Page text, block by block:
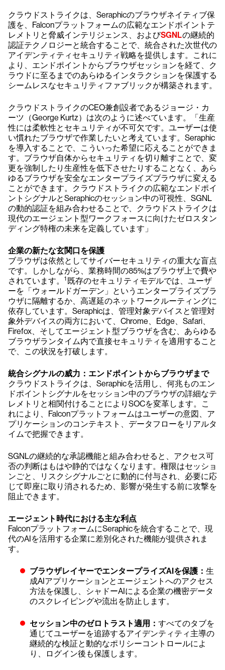
クラウドストライクは、Seraphicのブラウザネイティブ保
護を、Falconプラットフォームの広範なエンドポイントテ
レメトリと脅威インテリジェンス、およびSGNLの継続的
認証テクノロジーと統合することで、統合された次世代の
アイデンティティセキュリティ戦略を提供します。これに
より、エンドポイントからブラウザセッションを経て、ク
ラウドに至るまでのあらゆるインタラクションを保護する
シームレスなセキュリティファブリックが構築されます。
クラウドストライクのCEO兼創設者であるジョージ・カ
ーツ（George Kurtz）は次のように述べています。「生産
性には柔軟性とセキュリティが不可欠です。ユーザーは使
い慣れたブラウザで作業したいと考えています。Seraphic
を導入することで、こういった希望に応えることができま
す。ブラウザ自体からセキュリティを切り離すことで、変
更を強制したり生産性を低下させたりすることなく、あら
ゆるブラウザを安全なエンタープライズブラウザに変える
ことができます。クラウドストライクの広範なエンドポイ
ントシグナルとSeraphicのセッション中の可視性、SGNL
の動的認証を組み合わせることで、クラウドストライクは
現代のエージェント型ワークフォースに向けたゼロスタン
ディング特権の未来を定義しています」
企業の新たな玄関口を保護
ブラウザは依然としてサイバーセキュリティの重大な盲点
です。しかしながら、業務時間の85%はブラウザ上で費や
されています。
1 既存のセキュリティモデルでは、ユーザ
ーを「ウォールドガーデン」というエンタープライズブラ
ウザに隔離するか、高遅延のネットワークルーティングに
依存しています。Seraphicは、管理対象デバイスと管理対
象外デバイスの両方において、Chrome、Edge、Safari、
Firefox、そしてエージェント型ブラウザを含む、あらゆる
ブラウザランタイム内で直接セキュリティを適用すること
で、この状況を打破します。
統合シグナルの威力：エンドポイントからブラウザまで
クラウドストライクは、Seraphicを活用し、何兆ものエン
ドポイントシグナルをセッション中のブラウザの詳細なテ
レメトリと相関付けることによりSOCを変革します。こ
れにより、Falconプラットフォームはユーザーの意図、ア
プリケーションのコンテキスト、データフローをリアルタ
イムで把握できます。
SGNLの継続的な承認機能と組み合わせると、アクセス可
否の判断はもはや静的ではなくなります。権限はセッショ
ンごと、リスクシグナルごとに動的に付与され、必要に応
じて即座に取り消されるため、影響が発生する前に攻撃を
阻止できます。
エージェント時代における主な利点
FalconプラットフォームにSeraphicを統合することで、現
代のAIを活用する企業に差別化された機能が提供されま
す。
ブラウザレイヤーでエンタープライズAIを保護： 生
成AIアプリケーションとエージェントへのアクセス
方法を保護し、シャドーAIによる企業の機密データ
のスクレイピングや流出を防止します。
セッション中のゼロトラスト適用： すべてのタブを
通じてユーザーを追跡するアイデンティティ主導の
継続的な検証と動的なポリシーコントロールによ
り、ログイン後も保護します。